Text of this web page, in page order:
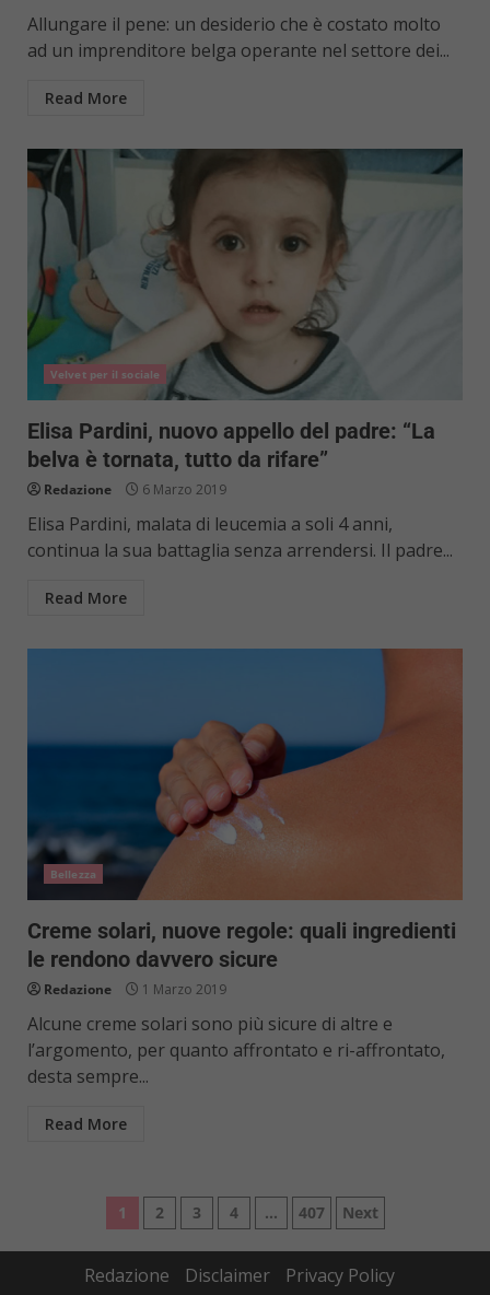
Allungare il pene: un desiderio che è costato molto
ad un imprenditore belga operante nel settore dei...
Read More
Velvet per il sociale
Elisa Pardini, nuovo appello del padre: “La
belva è tornata, tutto da rifare”
Redazione 6 Marzo 2019
Elisa Pardini, malata di leucemia a soli 4 anni,
continua la sua battaglia senza arrendersi. Il padre...
Read More
Bellezza
Creme solari, nuove regole: quali ingredienti
le rendono davvero sicure
Redazione 1 Marzo 2019
Alcune creme solari sono più sicure di altre e
l’argomento, per quanto affrontato e ri-affrontato,
desta sempre...
Read More
Paginazione
degli
1 2 3 4 … 407 Next
Redazione Disclaimer Privacy Policy